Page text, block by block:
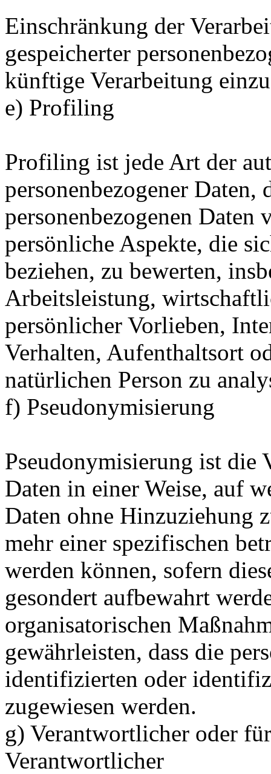
Einschränkung der
gespeicherter
künftige Verarbeitung
e) Profiling
Profiling ist jede Art der
personenbezogener Daten,
personenbezogenen Daten
persönliche Aspekte, die
beziehen, zu bewerten,
Arbeitsleistung,
persönlicher Vorlieben,
Verhalten, Aufenthaltsort
natürlichen Person zu
f) Pseudonymisierung
Pseudonymisierung ist die
Daten in einer Weise, auf
Daten ohne Hinzuziehung
mehr einer spezifischen
werden können, sofern
gesondert aufbewahrt
organisatorischen
gewährleisten, dass die
identifizierten oder
zugewiesen werden.
g) Verantwortlicher oder
Verantwortlicher